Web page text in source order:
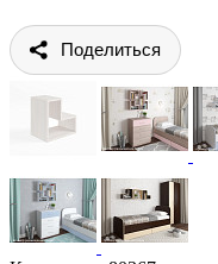
Поделиться